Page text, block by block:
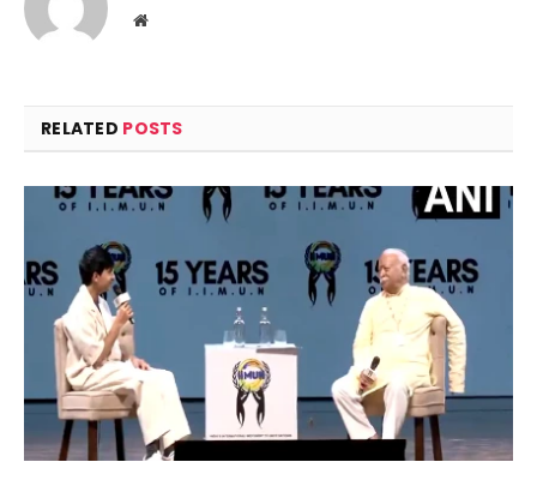
Website
RELATED POSTS